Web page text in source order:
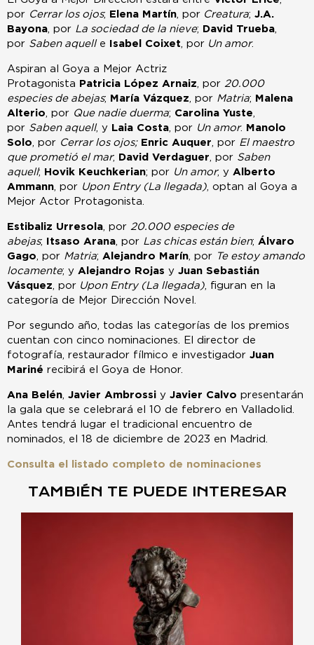
por Cerrar los ojos; Elena Martín , por Creatura; J.A.
Bayona , por La sociedad de la nieve; David Trueba
por Saben aquelle Isabel Coixet , por Un amor.
Aspiran al Goya a Mejor Actriz
Protagonista Patricia López Arnaiz , por 20.000
especies de abejas; María Vázquez , por Matria; Malena
Alterio , por Que nadie duerma; Carolina Yuste
por Saben aquell, y Laia Costa , por Un amor. Manolo
Solo , por Cerrar los ojos; Enric Auquer , por El maestro
que prometió el mar; David Verdaguer , por Saben
aquell; Hovik Keuchkerian; por Un amor; y Alberto
Ammann , por Upon Entry (La llegada) , optan al Goya a
Mejor Actor Protagonista.
Estibaliz Urresola , por 20.000 especies de
abejas; Itsaso Arana , por Las chicas están bien; Álvaro
Gago , por Matria; Alejandro Marín , por Te estoy amando
locamente; y Alejandro Rojas y Juan Sebastián
Vásquez , por Upon Entry (La llegada) , figuran en la
categoría de Mejor Dirección Novel.
Por segundo año, todas las categorías de los premios
cuentan con cinco nominaciones. El director de
fotografía, restaurador fílmico e investigador Juan
Mariné recibirá el Goya de Honor.
Ana Belén Javier Ambrossi y Javier Calvo presentarán
la gala que se celebrará el 10 de febrero en Valladolid.
Antes tendrá lugar el tradicional encuentro de
nominados, el 18 de diciembre de 2023 en Madrid.
Consulta el listado completo de nominaciones
TAMBIÉN TE PUEDE INTERESAR